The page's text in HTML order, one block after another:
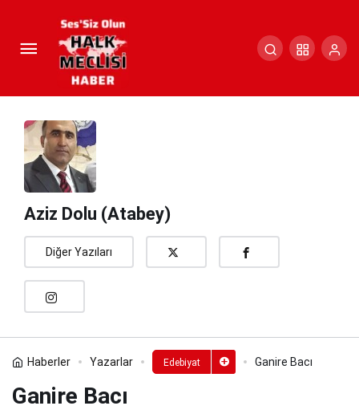
Aziz Dolu (Atabey)
Diğer Yazıları
Haberler Yazarlar Edebiyat Ganire Bacı
Ganire Bacı
Ganire Bacı
Yorum Yap